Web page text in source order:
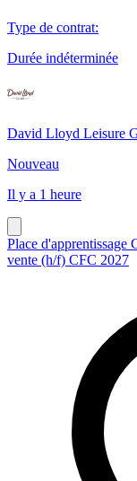
Type de contrat:
Durée indéterminée
David Lloyd Leisure
Nouveau
Il y a 1 heure
Place d'apprentissage
vente (h/f) CFC 2027